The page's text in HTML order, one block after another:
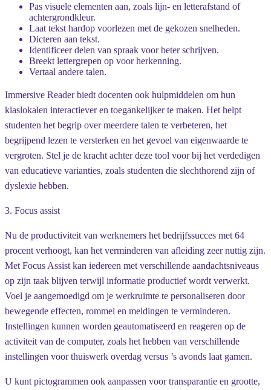
Pas visuele elementen aan, zoals lijn- en letterafstand of
achtergrondkleur.
Laat tekst hardop voorlezen met de gekozen snelheden.
Dicteren aan tekst.
Identificeer delen van spraak voor beter schrijven.
Breekt lettergrepen op voor herkenning.
Vertaal andere talen.
Immersive Reader biedt docenten ook hulpmiddelen om hun
klaslokalen interactiever en toegankelijker te maken. Het helpt
studenten het begrip over meerdere talen te verbeteren, het
begrijpend lezen te versterken en het gevoel van eigenwaarde te
vergroten. Stel je de kracht achter deze tool voor bij het verdedigen
van educatieve varianties, zoals studenten die slechthorend zijn of
dyslexie hebben.
3. Focus assist
Nu de productiviteit van werknemers het bedrijfssucces met 64
procent verhoogt, kan het verminderen van afleiding zeer nuttig zijn.
Met Focus Assist kan iedereen met verschillende aandachtsniveaus
op zijn taak blijven terwijl informatie productief wordt verwerkt.
Voel je aangemoedigd om je werkruimte te personaliseren door
bewegende effecten, rommel en meldingen te verminderen.
Instellingen kunnen worden geautomatiseerd en reageren op de
activiteit van de computer, zoals het hebben van verschillende
instellingen voor thuiswerk overdag versus ’s avonds laat gamen.
U kunt pictogrammen ook aanpassen voor transparantie en grootte,